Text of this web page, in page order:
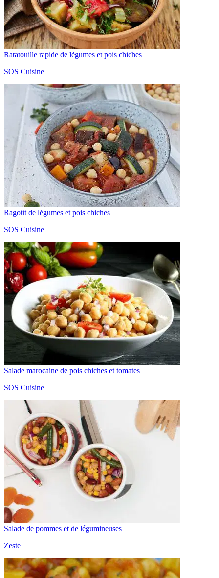
Ratatouille rapide de légumes et pois chiches
SOS Cuisine
Ragoût de légumes et pois chiches
SOS Cuisine
Salade marocaine de pois chiches et tomates
SOS Cuisine
Salade de pommes et de légumineuses
Zeste